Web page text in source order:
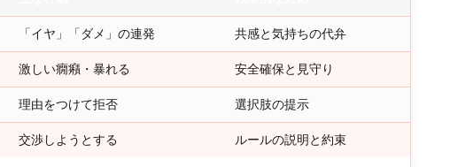
「イヤ」「ダメ」の連発 共感と気持ちの代弁
激しい癇癪・暴れる 安全確保と見守り
理由をつけて拒否 選択肢の提示
交渉しようとする ルールの説明と約束